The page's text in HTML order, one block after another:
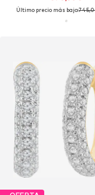
Último precio más bajo: